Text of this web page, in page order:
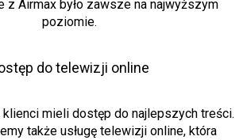
z Airmax było zawsze na najwyższym
poziomie.
do telewizji online
klienci mieli dostęp do najlepszych treści.
także usługę telewizji online, która